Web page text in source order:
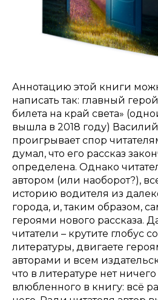
Аннотацию этой книги
написать так: главный
билета на край света»
вышла в 2018 году)
проигрывает спор
думал, что его рассказ
определена. Однако
автором (или наоборот?),
историю водителя из
города, и, таким образом,
героями нового рассказа.
читатели – крутите глобус
литературы, двигаете
авторами и всем
что в литературе нет
влюбленного в книгу: всё